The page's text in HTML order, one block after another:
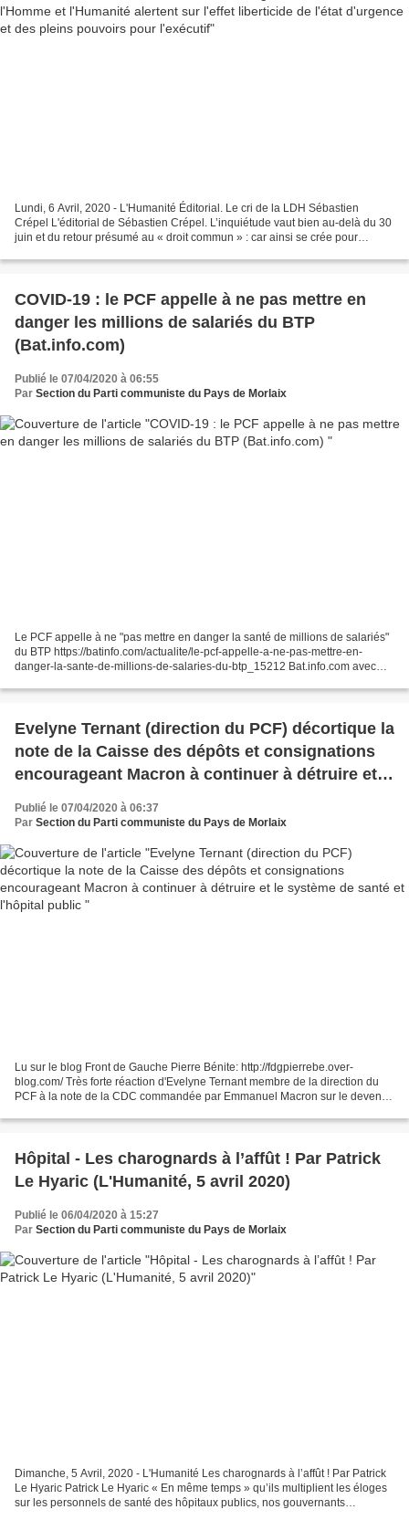
Lundi, 6 Avril, 2020 - L'Humanité Éditorial. Le cri de la LDH Sébastien
Crépel L'éditorial de Sébastien Crépel. L’inquiétude vaut bien au-delà du 30
juin et du retour présumé au « droit commun » : car ainsi se crée pour
COVID-19 : le PCF appelle à ne pas mettre en
danger les millions de salariés du BTP
(Bat.info.com)
Publié le 07/04/2020 à 06:55
Par Section du Parti communiste du Pays de Morlaix
Le PCF appelle à ne "pas mettre en danger la santé de millions de salariés"
du BTP https://batinfo.com/actualite/le-pcf-appelle-a-ne-pas-mettre-en-
danger-la-sante-de-millions-de-salaries-du-btp_15212 Bat.info.com avec
Evelyne Ternant (direction du PCF) décortique la
note de la Caisse des dépôts et consignations
encourageant Macron à continuer à détruire et
le système de santé et l'hôpital public
Publié le 07/04/2020 à 06:37
Par Section du Parti communiste du Pays de Morlaix
Lu sur le blog Front de Gauche Pierre Bénite: http://fdgpierrebe.over-
blog.com/ Très forte réaction d'Evelyne Ternant membre de la direction du
PCF à la note de la CDC commandée par Emmanuel Macron sur le devenir
Hôpital - Les charognards à l’affût ! Par Patrick
Le Hyaric (L'Humanité, 5 avril 2020)
Publié le 06/04/2020 à 15:27
Par Section du Parti communiste du Pays de Morlaix
Dimanche, 5 Avril, 2020 - L'Humanité Les charognards à l’affût ! Par Patrick
Le Hyaric Patrick Le Hyaric « En même temps » qu’ils multiplient les éloges
sur les personnels de santé des hôpitaux publics, nos gouvernants